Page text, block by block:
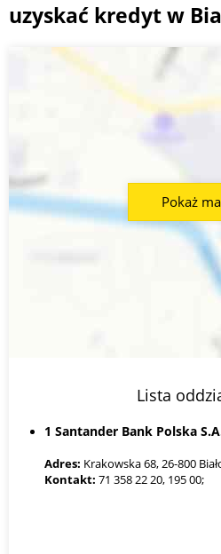
uzyskać kredyt w
Lista
1 Santander Bank Polska
Adres: Krakowska 68, 26-800
Kontakt: 71 358 22 20, 195 00;
Pokaż